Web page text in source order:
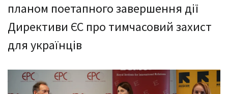
планом поетапного завершення дії
Директиви ЄС про тимчасовий захист
для українців